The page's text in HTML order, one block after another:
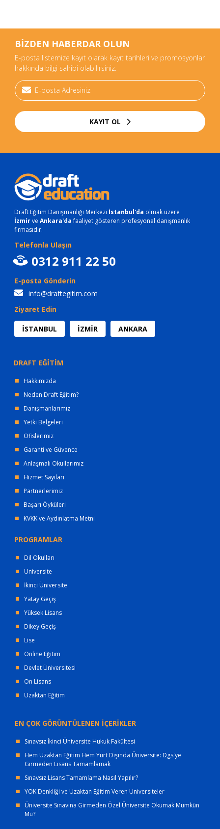
BİZDEN HABERDAR OLUN
E-posta listemize kayıt olarak kayıt tarihleri ve promosyonlar
hakkında bilgi sahibi olabilirsiniz.
KAYIT OL
Draft Eğitim Danışmanlığı Merkezi İstanbul'da olmak üzere
İzmirve Ankara'dafaaliyet gösteren profesyonel danışmanlık
firmasıdır.
Telefonla Ulaşın
0312 911 22 50
E-posta Gönderin
info@draftegitim.com
Ziyaret Edin
İSTANBUL İZMİR ANKARA
DRAFT EĞİTİM
Hakkımızda
Neden Draft Eğitim?
Danışmanlarımız
Yetki Belgeleri
Ofislerimiz
Garanti ve Güvence
Anlaşmalı Okullarımız
Hizmet Sayıları
Partnerlerimiz
Başarı Öyküleri
KVKK ve Aydınlatma Metni
PROGRAMLAR
Dil Okulları
Üniversite
İkinci Üniversite
Yatay Geçiş
Yüksek Lisans
Dikey Geçiş
Lise
Online Eğitim
Devlet Üniversitesi
Ön Lisans
Uzaktan Eğitim
EN ÇOK GÖRÜNTÜLENEN İÇERİKLER
Sınavsız İkinci Üniversite Hukuk Fakültesi
Hem Uzaktan Eğitim Hem Yurt Dışında Üniversite: Dgs'ye
Girmeden Lisans Tamamlamak
Sınavsız Lisans Tamamlama Nasıl Yapılır?
YÖK Denkliği ve Uzaktan Eğitim Veren Üniversiteler
Üniversite Sınavına Girmeden Özel Üniversite Okumak Mümkün
Mü?